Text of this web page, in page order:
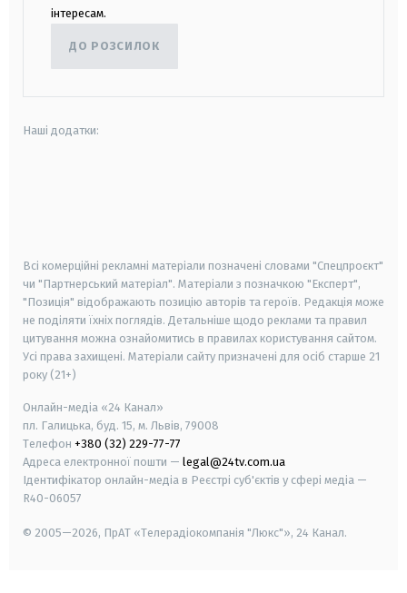
інтересам.
ДО РОЗСИЛОК
Наші додатки:
Всі комерційні рекламні матеріали позначені словами "Спецпроєкт"
чи "Партнерський матеріал". Матеріали з позначкою "Експерт",
"Позиція" відображають позицію авторів та героїв. Редакція може
не поділяти їхніх поглядів. Детальніше щодо реклами та правил
цитування можна ознайомитись в правилах користування сайтом.
Усі права захищені. Матеріали сайту призначені для осіб старше 21
року (21+)
Онлайн-медіа «24 Канал»
пл. Галицька, буд. 15, м. Львів, 79008
Телефон +380 (32) 229-77-77
Адреса електронної пошти — legal@24tv.com.ua
Ідентифікатор онлайн-медіа в Реєстрі суб'єктів у сфері медіа —
R40-06057
© 2005—2026, ПрАТ «Телерадіокомпанія "Люкс"», 24 Канал.